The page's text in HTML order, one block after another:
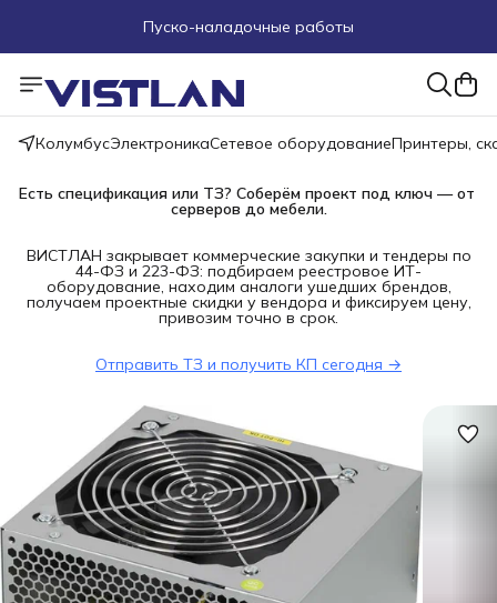
Пуско-наладочные работы
Пришлите запрос на e-mail или в чат
Более 100 000 позиций в наличии и под заказ
КолумбусЭлектроникаСетевое оборудованиеПринтеры,
Есть спецификация или ТЗ? Соберём проект под ключ — от
серверов до мебели.
ВИСТЛАН закрывает коммерческие закупки и тендеры по
44-ФЗ и 223-ФЗ: подбираем реестровое ИТ-
оборудование, находим аналоги ушедших брендов,
получаем проектные скидки у вендора и фиксируем цену,
привозим точно в срок.
Отправить ТЗ и получить КП сегодня →